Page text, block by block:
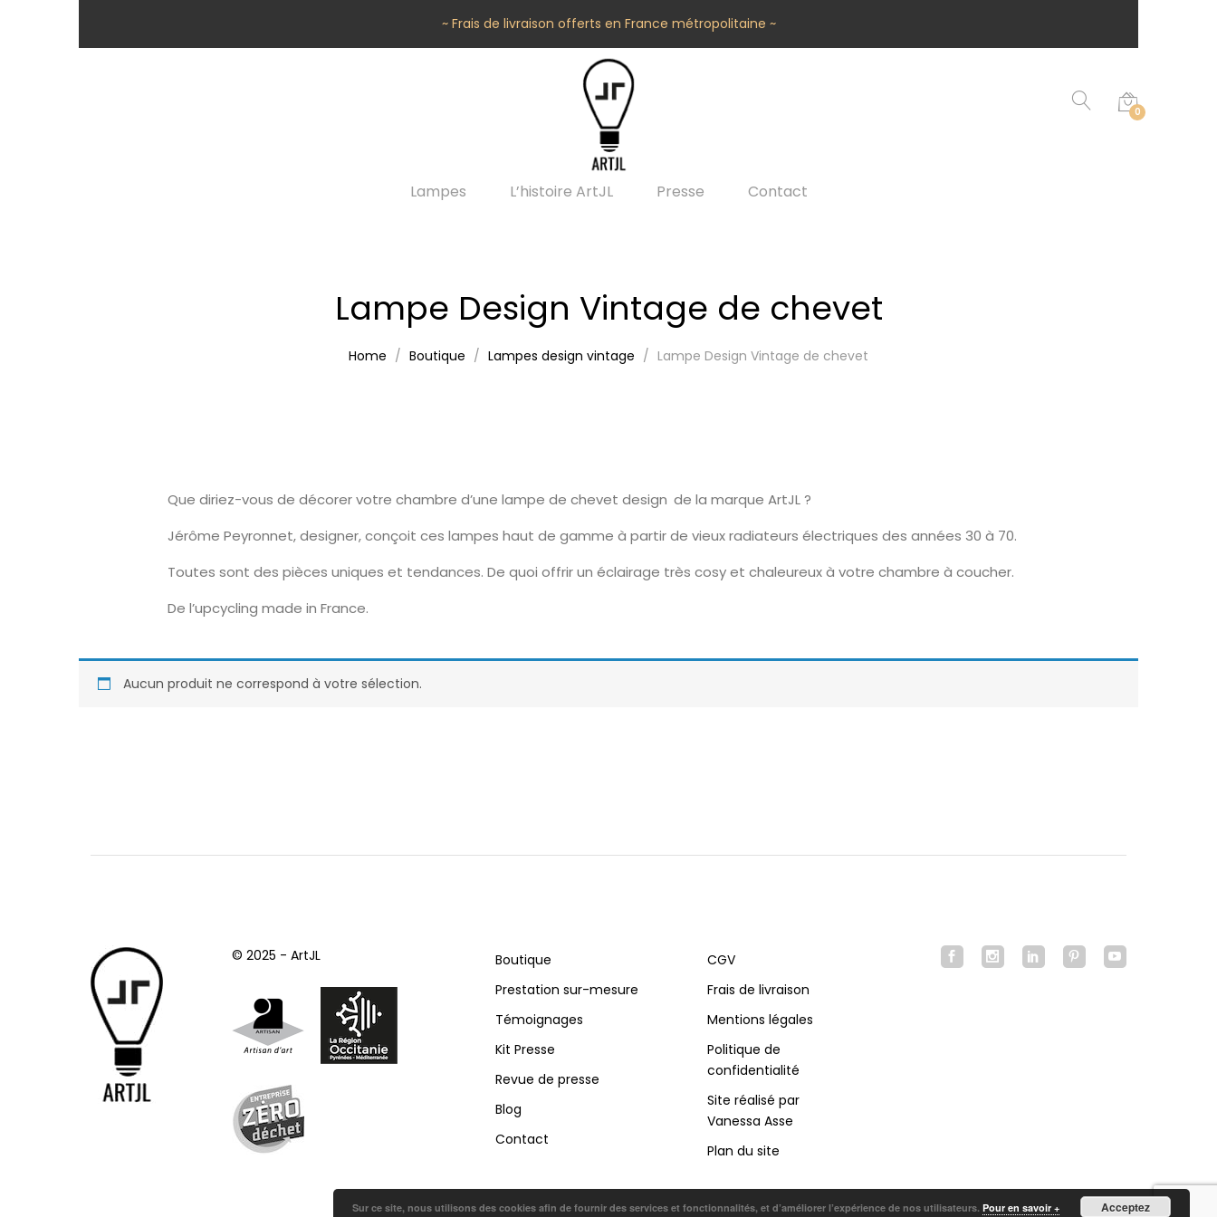
~ Frais de livraison offerts en France métropolitaine ~
0
Lampes L’histoire ArtJL Presse Contact
Lampe Design Vintage de chevet
Home Boutique Lampes design vintage Lampe Design Vintage de chevet
Que diriez-vous de décorer votre chambre d’une lampe de chevet design de la marque ArtJL ?
Jérôme Peyronnet, designer, conçoit ces lampes haut de gamme à partir de vieux radiateurs électriques des années 30 à 70.
Toutes sont des pièces uniques et tendances. De quoi offrir un éclairage très cosy et chaleureux à votre chambre à coucher.
De l’upcycling made in France.
Aucun produit ne correspond à votre sélection.
© 2025 - ArtJL
Boutique
Prestation sur-mesure
Témoignages
Kit Presse
Revue de presse
Blog
Contact
CGV
Frais de livraison
Mentions légales
Politique de
confidentialité
Site réalisé par
Vanessa Asse
Plan du site
Sur ce site, nous utilisons des cookies afin de fournir des services et fonctionnalités, et d’améliorer l’expérience de nos utilisateurs. Pour en savoir + Acceptez